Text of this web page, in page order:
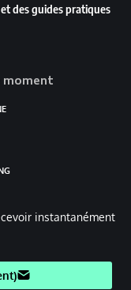
des guides pratiques
moment
instantanément